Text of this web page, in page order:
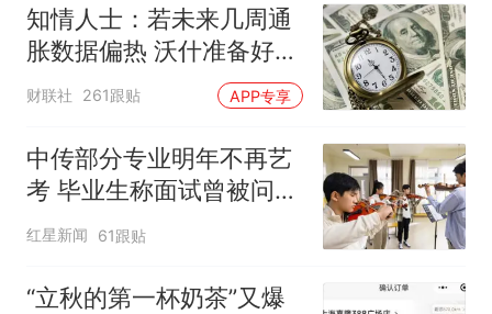
知情人士：若未来几周通
胀数据偏热 沃什准备好加
息
财联社 261跟贴 APP专享
中传部分专业明年不再艺
考 毕业生称面试曾被问
“如何策划晚会” 专家：遏
制“艺考捷径化”
红星新闻 61跟贴
“立秋的第一杯奶茶”又爆